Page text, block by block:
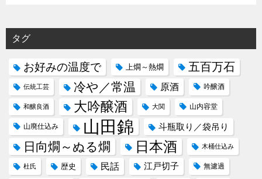
タグ
お好みの温度で 上燗～熱燗 五百万石
伝統工芸 冷や／常温 原酒 吟醸酒
和醸良酒 大吟醸酒 大関 山内容堂
山廃仕込み 山田錦 斗瓶取り／袋吊り
日向燗～ぬる燗 日本酒 木桶仕込み
杜氏 歴史 民話 江戸切子 無濾過